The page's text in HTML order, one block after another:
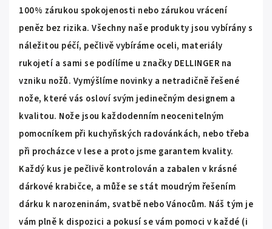
100% zárukou spokojenosti nebo zárukou vrácení
peněz bez rizika. Všechny naše produkty jsou vybírány s
náležitou péčí, pečlivě vybíráme oceli, materiály
rukojetí a sami se podílíme u značky DELLINGER na
vzniku nožů. Vymýšlíme novinky a netradičně řešené
nože, které vás osloví svým jedinečným designem a
kvalitou. Nože jsou každodenním neocenitelným
pomocníkem při kuchyňských radovánkách, nebo třeba
při procházce v lese a proto jsme garantem kvality.
Každý kus je pečlivě kontrolován a zabalen v krásné
dárkové krabičce, a může se stát moudrým řešením
dárku k narozeninám, svatbě nebo Vánocům. Náš tým je
vám plně k dispozici a pokusí se vám pomoci v každé (i